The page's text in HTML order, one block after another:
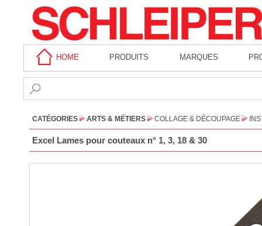
HOME PRODUITS MARQUES
CATÉGORIES ARTS & MÉTIERS COLLAGE & DÉCOUPAGE
Excel Lames pour couteaux n° 1, 3, 18 & 30